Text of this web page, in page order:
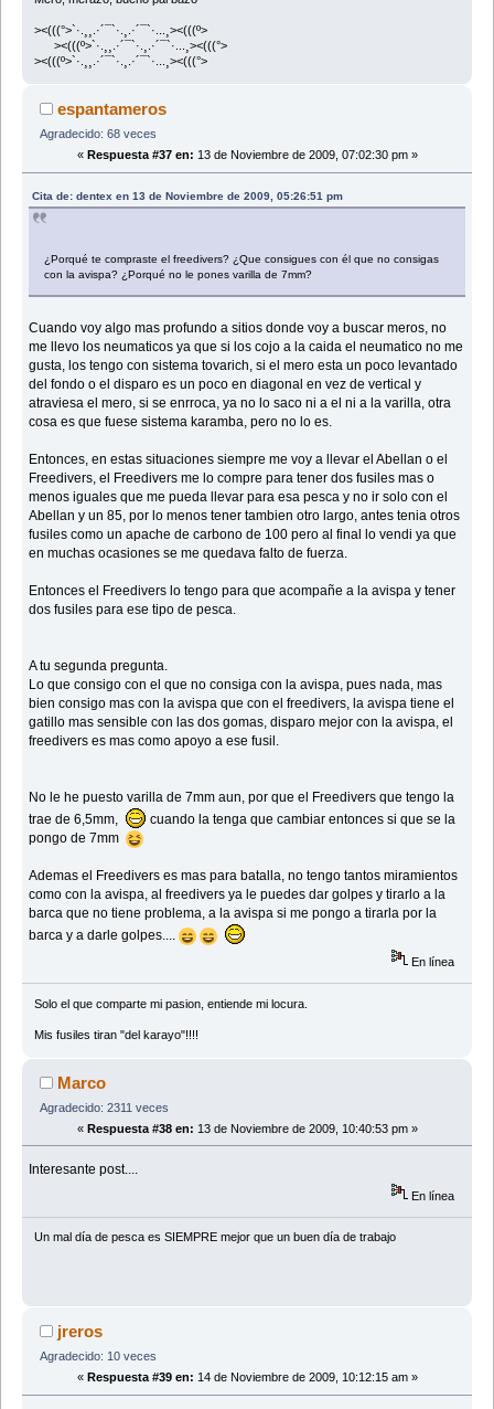
><(((°>`·.¸¸.·´¯`·.¸.·´¯`·...¸><(((º>
><(((º>`·.¸¸.·´¯`·.¸.·´¯`·...¸><(((°>
><(((º>`·.¸¸.·´¯`·.¸.·´¯`·...¸><(((°>
espantameros
Agradecido: 68 veces
« Respuesta #37 en: 13 de Noviembre de 2009, 07:02:30 pm »
Cita de: dentex en 13 de Noviembre de 2009, 05:26:51 pm
¿Porqué te compraste el freedivers? ¿Que consigues con él que no consigas
con la avispa? ¿Porqué no le pones varilla de 7mm?
Cuando voy algo mas profundo a sitios donde voy a buscar meros, no
me llevo los neumaticos ya que si los cojo a la caida el neumatico no me
gusta, los tengo con sistema tovarich, si el mero esta un poco levantado
del fondo o el disparo es un poco en diagonal en vez de vertical y
atraviesa el mero, si se enrroca, ya no lo saco ni a el ni a la varilla, otra
cosa es que fuese sistema karamba, pero no lo es.
Entonces, en estas situaciones siempre me voy a llevar el Abellan o el
Freedivers, el Freedivers me lo compre para tener dos fusiles mas o
menos iguales que me pueda llevar para esa pesca y no ir solo con el
Abellan y un 85, por lo menos tener tambien otro largo, antes tenia otros
fusiles como un apache de carbono de 100 pero al final lo vendi ya que
en muchas ocasiones se me quedava falto de fuerza.
Entonces el Freedivers lo tengo para que acompañe a la avispa y tener
dos fusiles para ese tipo de pesca.
A tu segunda pregunta.
Lo que consigo con el que no consiga con la avispa, pues nada, mas
bien consigo mas con la avispa que con el freedivers, la avispa tiene el
gatillo mas sensible con las dos gomas, disparo mejor con la avispa, el
freedivers es mas como apoyo a ese fusil.
No le he puesto varilla de 7mm aun, por que el Freedivers que tengo la
trae de 6,5mm,
cuando la tenga que cambiar entonces si que se la
pongo de 7mm
Ademas el Freedivers es mas para batalla, no tengo tantos miramientos
como con la avispa, al freedivers ya le puedes dar golpes y tirarlo a la
barca que no tiene problema, a la avispa si me pongo a tirarla por la
barca y a darle golpes....
En línea
Solo el que comparte mi pasion, entiende mi locura.
Mis fusiles tiran "del karayo"!!!!
Marco
Agradecido: 2311 veces
« Respuesta #38 en: 13 de Noviembre de 2009, 10:40:53 pm »
Interesante post....
En línea
Un mal día de pesca es SIEMPRE mejor que un buen dí­a de trabajo
jreros
Agradecido: 10 veces
« Respuesta #39 en: 14 de Noviembre de 2009, 10:12:15 am »